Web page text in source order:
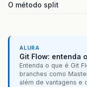
O método split
ALURA
Git Flow: entenda
Entenda o que é Git
branches como
além de vantagens e